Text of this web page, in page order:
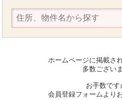
ホームページに掲載さ
多数ござい
お手数です
会員登録フォームより